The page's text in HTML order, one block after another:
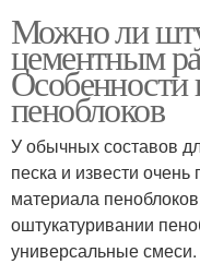
Можно ли
цементным
Особенности
пеноблоков
У обычных составов
песка и извести очень
материала
оштукатуривании
универсальные смеси.